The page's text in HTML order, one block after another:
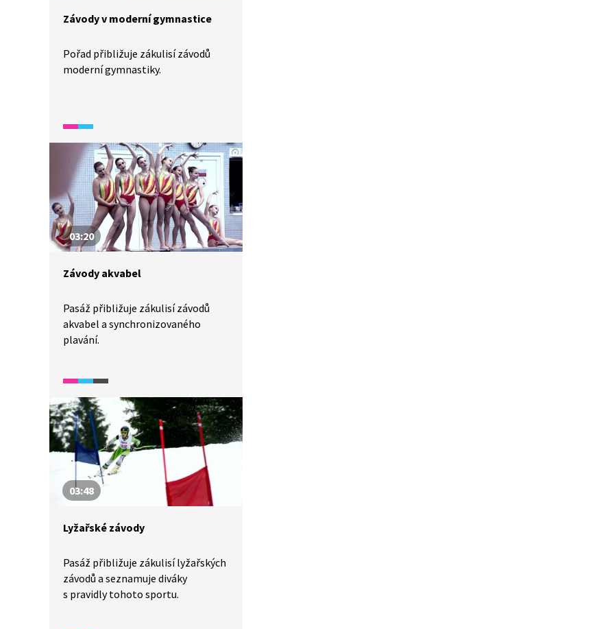
Závody v moderní gymnastice
Pořad přibližuje zákulisí závodů
moderní gymnastiky.
03:20
Závody akvabel
Pasáž přibližuje zákulisí závodů
akvabel a synchronizovaného
plavání.
03:48
Lyžařské závody
Pasáž přibližuje zákulisí lyžařských
závodů a seznamuje diváky
s pravidly tohoto sportu.